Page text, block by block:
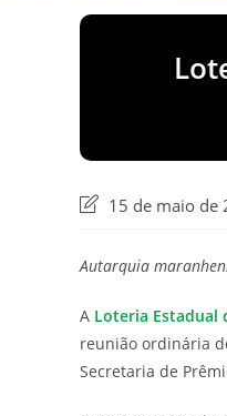
Última
post:
15 de maio de
Autarquia
A Loteria Estadual
reunião ordinária
Secretaria de